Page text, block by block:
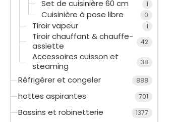
Set de cuisinière 60 cm 1
Cuisinière à pose libre 0
Tiroir vapeur 1
Tiroir chauffant & chauffe-
assiette
42
Accessoires cuisson et
steaming
38
Réfrigérer et congeler 888
hottes aspirantes 701
Bassins et robinetterie 1377